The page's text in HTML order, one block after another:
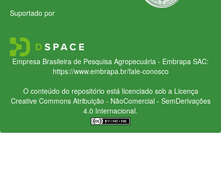
Suportado por
Empresa Brasileira de Pesquisa Agropecuária - Embrapa SAC:
https://www.embrapa.br/fale-conosco
O conteúdo do repositório está licenciado sob a Licença
Creative CommonsAtribuição - NãoComercial - SemDerivações
4.0 Internacional.